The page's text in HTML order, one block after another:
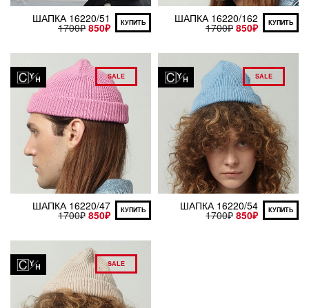
ШАПКА 16220/51
1700₽ 850₽ КУПИТЬ ШАПКА 16220/162
1700₽ 850₽ КУПИТЬ
SALE
ШАПКА 16220/47
1700₽ 850₽ КУПИТЬ
SALE
ШАПКА 16220/54
1700₽ 850₽ КУПИТЬ
SALE